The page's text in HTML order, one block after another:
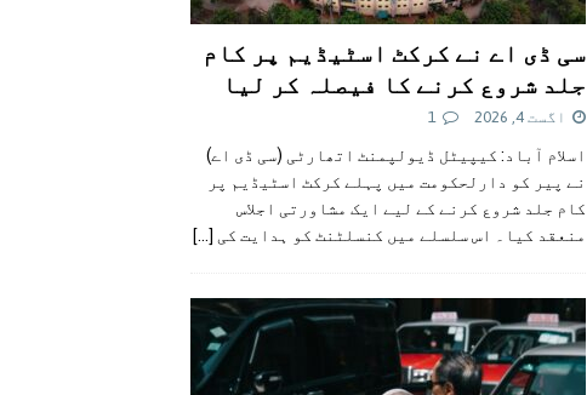
سی ڈی اے نے کرکٹ اسٹیڈیم پر کام
جلد شروع کرنے کا فیصلہ کر لیا
اگست 4, 2026 1
اسلام آباد: کیپیٹل ڈیولپمنٹ اتھارٹی (سی ڈی اے)
نے پیر کو دارلحکومت میں پہلے کرکٹ اسٹیڈیم پر
کام جلد شروع کرنے کے لیے ایک مشاورتی اجلاس
منعقد کیا۔ اس سلسلے میں کنسلٹنٹ کو ہدایت کی [...]